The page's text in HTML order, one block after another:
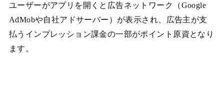
ユーザーがアプリを開くと広告ネットワーク（Google
AdMobや自社アドサーバー）が表示され、広告主が支
払うインプレッション課金の一部がポイント原資となり
ます。